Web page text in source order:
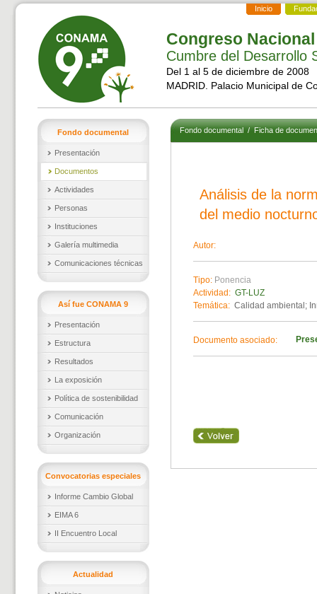
Inicio
Congreso
Cumbre del Desarrollo
Del 1 al 5 de diciembre de 2008
MADRID. Palacio Municipal de
Fondo documental
Presentación
Documentos
Actividades
Personas
Instituciones
Galería multimedia
Comunicaciones técnicas
Así fue CONAMA 9
Presentación
Estructura
Resultados
La exposición
Política de sostenibilidad
Comunicación
Organización
Convocatorias especiales
Informe Cambio Global
EIMA 6
II Encuentro Local
Actualidad
Fondo documental/Ficha de
Análisis de la
del medio
Autor:
Tipo: Ponencia
Actividad: GT-LUZ
Temática: Calidad ambiental;
Documento asociado: